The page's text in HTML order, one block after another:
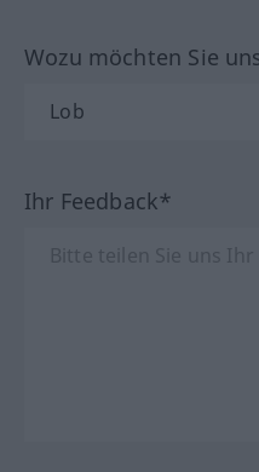
Wozu möchten Sie
Ihr Feedback*